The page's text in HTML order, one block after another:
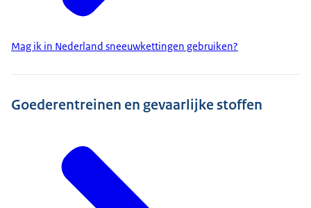
Mag ik in Nederland sneeuwkettingen gebruiken?
Goederentreinen en gevaarlijke stoffen